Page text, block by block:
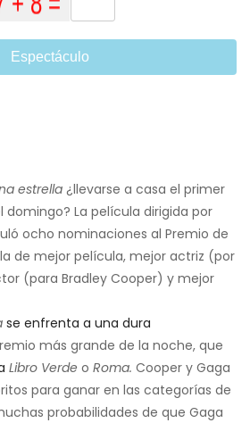
Espectáculo
estrella¿llevarse a casa el primer
domingo? La película dirigida por
ocho nominaciones al Premio de
de mejor película, mejor actriz (por
(para Bradley Cooper) y mejor
se enfrenta a una dura
más grande de la noche, que
Libro Verde o Roma. Cooper y Gaga
para ganar en las categorías de
probabilidades de que Gaga